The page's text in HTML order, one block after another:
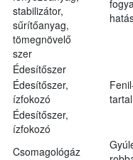
stabilizátor,
sűrítőanyag,
tömegnövelő
szer
Édesítőszer
Édesítőszer,
ízfokozó
Édesítőszer,
ízfokozó
Csomagológáz